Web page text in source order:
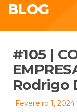
BLOG
#105 |
Rodrigo
Fevereiro 1, 2024